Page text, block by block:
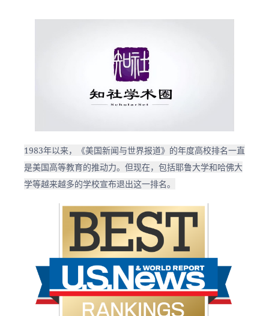
1983年以来，《美国新闻与世界报道》的年度高校排名一直
是美国高等教育的推动力。但现在，包括耶鲁大学和哈佛大
学等越来越多的学校宣布退出这一排名。